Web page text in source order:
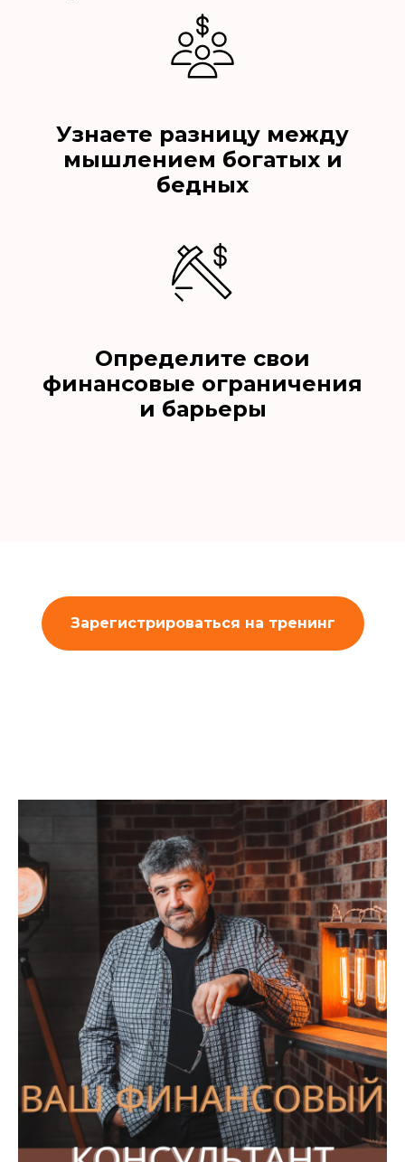
Узнаете разницу между
мышлением богатых и
бедных
Определите свои
финансовые ограничения
и барьеры
Зарегистрироваться на тренинг